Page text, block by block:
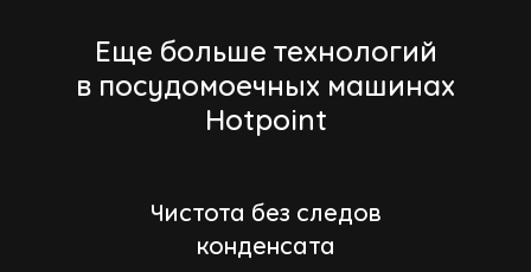
Еще больше технологий
в посудомоечных машинах
Hotpoint
Чистота без следов
конденсата